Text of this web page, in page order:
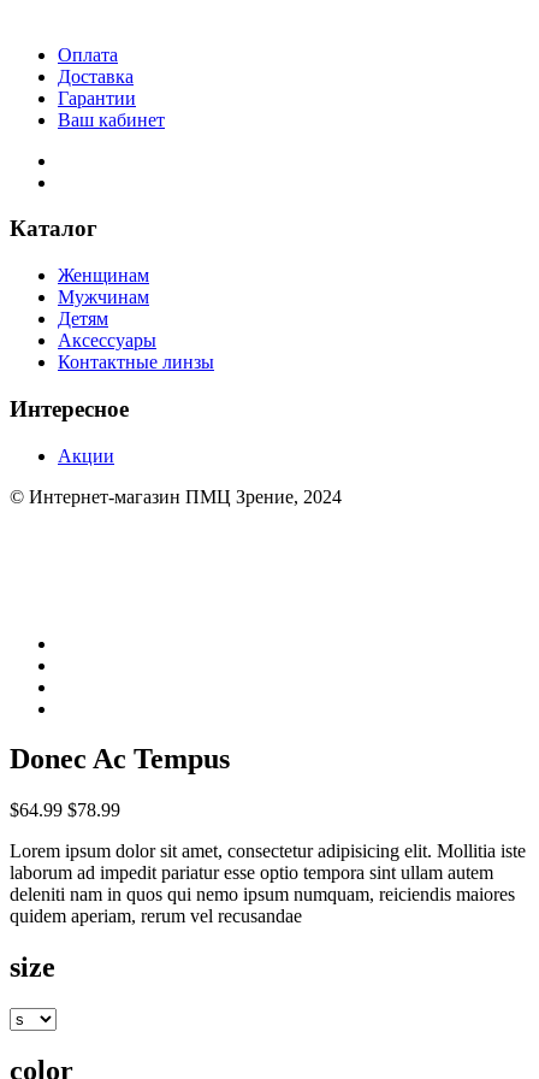
Оплата
Доставка
Гарантии
Ваш кабинет
Каталог
Женщинам
Мужчинам
Детям
Аксессуары
Контактные линзы
Интересное
Акции
© Интернет-магазин ПМЦ Зрение, 2024
Donec Ac Tempus
$64.99 $78.99
Lorem ipsum dolor sit amet, consectetur adipisicing elit. Mollitia iste
laborum ad impedit pariatur esse optio tempora sint ullam autem
deleniti nam in quos qui nemo ipsum numquam, reiciendis maiores
quidem aperiam, rerum vel recusandae
size
color